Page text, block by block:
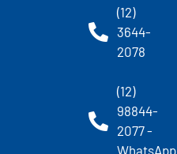
(12)
3644-
2078
(12)
98844-
2077 -
WhatsApp